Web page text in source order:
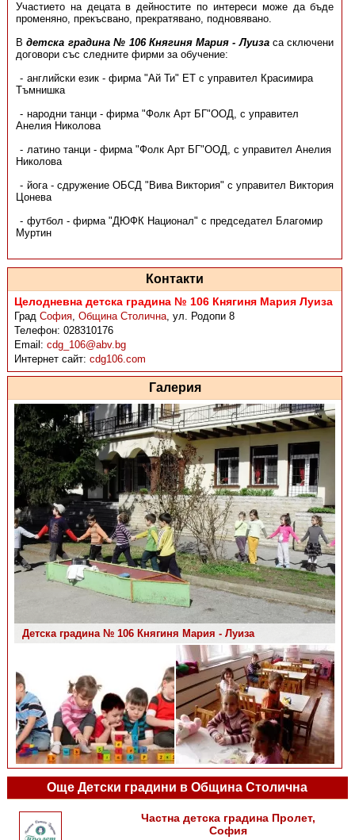
Участието на децата в дейностите по интереси може да бъде
променяно, прекъсвано, прекратявано, подновявано.
Вдетска градина № 106 Княгиня Мария - Луизаса сключени
договори със следните фирми за обучение:
английски език - фирма "Ай Ти" ЕТ с управител Красимира
Тъмнишка
народни танци - фирма "Фолк Арт БГ"ООД, с управител
Анелия Николова
латино танци - фирма "Фолк Арт БГ"ООД, с управител Анелия
Николова
йога - сдружение ОБСД "Вива Виктория" с управител Виктория
Цонева
футбол - фирма "ДЮФК Национал" с председател Благомир
Муртин
Контакти
Целодневна детска градина № 106 Княгиня Мария Луиза
ГрадСофия,Община Столична,ул. Родопи 8
Телефон:028310176
Email:cdg_106@abv.bg
Интернет сайт:cdg106.com
Галерия
Детска градина № 106 Княгиня Мария - Луиза
Детска градина № 106 Княгиня Мария - Луиза
Още Детски градини в Община Столична
Частна детска градина Пролет,
София